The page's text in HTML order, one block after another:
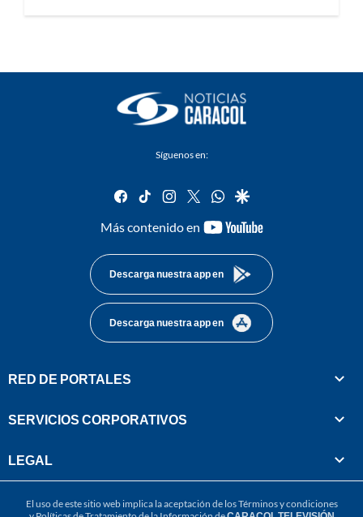
Síguenos en:
facebook
tiktok instagram
twitterwhatsapp
google
Más contenido en
youtube-
Descarga nuestra app en
Descarga nuestra app en
RED DE PORTALES
SERVICIOS CORPORATIVOS
LEGAL
El uso de este sitio web implica la aceptación de losTérminos y condiciones